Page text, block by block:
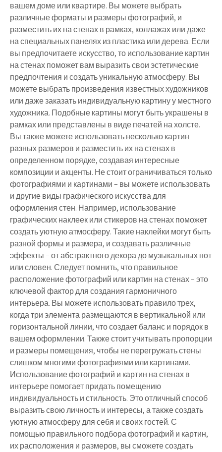
вашем доме или квартире. Вы можете выбрать
различные форматы и размеры фотографий, и
разместить их на стенах в рамках, коллажах или даже
на специальных панелях из пластика или дерева. Если
вы предпочитаете искусство, то использование картин
на стенах поможет вам выразить свои эстетические
предпочтения и создать уникальную атмосферу. Вы
можете выбрать произведения известных художников
или даже заказать индивидуальную картину у местного
художника. Подобные картины могут быть украшены в
рамках или представлены в виде печатей на холсте.
Вы также можете использовать несколько картин
разных размеров и разместить их на стенах в
определенном порядке, создавая интересные
композиции и акценты. Не стоит ограничиваться только
фотографиями и картинами – вы можете использовать
и другие виды графического искусства для
оформления стен. Например, использование
графических наклеек или стикеров на стенах поможет
создать уютную атмосферу. Такие наклейки могут быть
разной формы и размера, и создавать различные
эффекты – от абстрактного декора до музыкальных нот
или словен. Следует помнить, что правильное
расположение фотографий или картин на стенах – это
ключевой фактор для создания гармоничного
интерьера. Вы можете использовать правило трех,
когда три элемента размещаются в вертикальной или
горизонтальной линии, что создает баланс и порядок в
вашем оформлении. Также стоит учитывать пропорции
и размеры помещения, чтобы не перегружать стены
слишком многими фотографиями или картинами.
Использование фотографий и картин на стенах в
интерьере помогает придать помещению
индивидуальность и стильность. Это отличный способ
выразить свою личность и интересы, а также создать
уютную атмосферу для себя и своих гостей. С
помощью правильного подбора фотографий и картин,
их расположения и размеров, вы сможете создать